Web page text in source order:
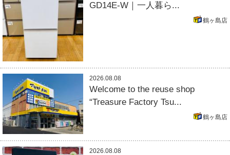
GD14E-W｜一人暮ら...
鶴ヶ島店
2026.08.08
Welcome to the reuse shop
“Treasure Factory Tsu...
鶴ヶ島店
2026.08.08